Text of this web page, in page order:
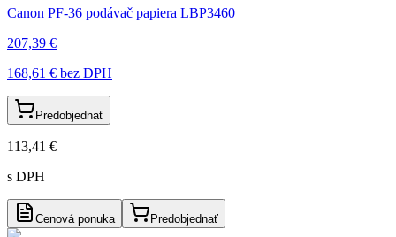
Canon PF-36 podávač papiera LBP3460
207,39 €
168,61 € bez DPH
Predobjednať
113,41 €
s DPH
Cenová ponuka Predobjednať